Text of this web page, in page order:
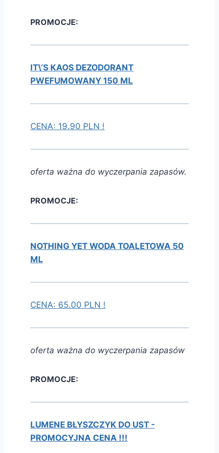
PROMOCJE:
IT\’S KAOS DEZODORANT
PWEFUMOWANY 150 ML
CENA: 19.90 PLN !
oferta ważna do wyczerpania zapasów.
PROMOCJE:
NOTHING YET WODA TOALETOWA 50
ML
CENA: 65.00 PLN !
oferta ważna do wyczerpania zapasów
PROMOCJE:
LUMENE BŁYSZCZYK DO UST -
PROMOCYJNA CENA !!!